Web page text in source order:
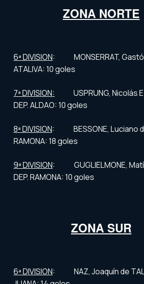
ZONA NORTE
6ª DIVISION: MONSERRAT, Gastón
ATALIVA: 10 goles
7ª DIVISION: USPRUNG, Nicolás
DEP. ALDAO: 10 goles
8ª DIVISION: BESSONE, Luciano
RAMONA: 18 goles
9ª DIVISION: GUGLIELMONE,
DEP. RAMONA: 10 goles
ZONA SUR
6ª DIVISION: NAZ, Joaquín de